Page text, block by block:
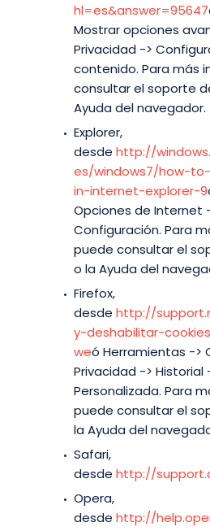
hl=es&answer=95647
Mostrar opciones
Privacidad ->
contenido. Para más
consultar el soporte
Ayuda del navegador.
Explorer,
desde http://
es/windows7/how-
in-internet-explorer-9
Opciones de Internet
Configuración. Para
puede consultar el
o la Ayuda del
Firefox,
desde http://
y-deshabilitar-
weó Herramientas ->
Privacidad -> Historial
Personalizada. Para
puede consultar el
la Ayuda del
Safari,
desde http://
Opera,
desde http://